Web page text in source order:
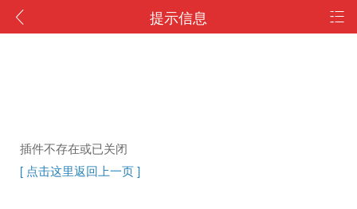
提示信息
插件不存在或已关闭
[ 点击这里返回上一页 ]